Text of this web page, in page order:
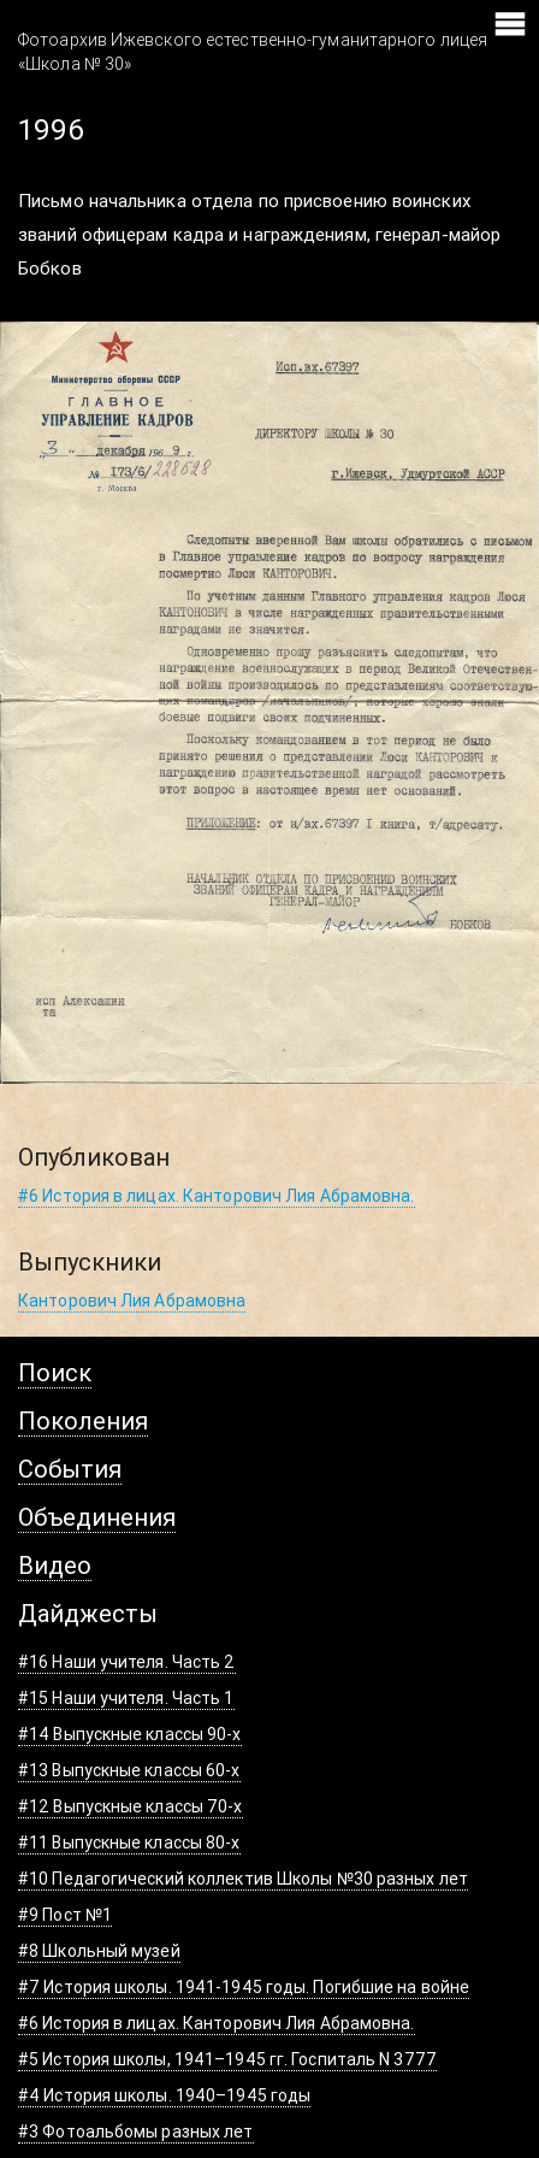
Фотоархив Ижевского естественно-гуманитарного лицея
«Школа № 30»
1996
Письмо начальника отдела по присвоению воинских
званий офицерам кадра и награждениям, генерал-майор
Бобков
Опубликован
#6 История в лицах. Канторович Лия Абрамовна.
Выпускники
Канторович Лия Абрамовна
Поиск
Поколения
События
Объединения
Видео
Дайджесты
#16 Наши учителя. Часть 2
#15 Наши учителя. Часть 1
#14 Выпускные классы 90-х
#13 Выпускные классы 60-х
#12 Выпускные классы 70-х
#11 Выпускные классы 80-х
#10 Педагогический коллектив Школы №30 разных лет
#9 Пост №1
#8 Школьный музей
#7 История школы. 1941-1945 годы. Погибшие на войне
#6 История в лицах. Канторович Лия Абрамовна.
#5 История школы, 1941–1945 гг. Госпиталь N 3777
#4 История школы. 1940–1945 годы
#3 Фотоальбомы разных лет